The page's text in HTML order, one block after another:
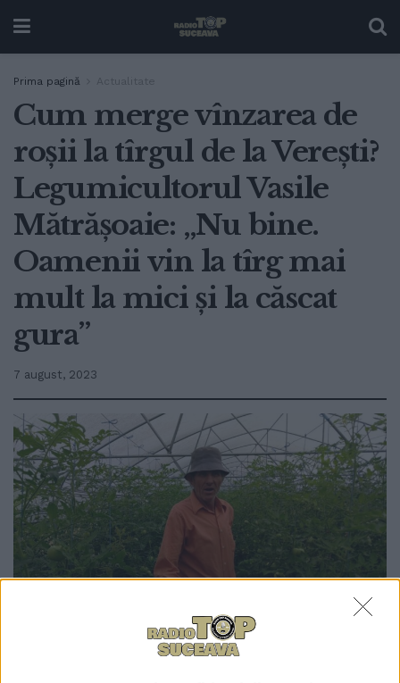
Prima pagină Actualitate
Cum merge vînzarea de
roșii la tîrgul de la Verești?
Legumicultorul Vasile
Mătrășoaie: „Nu bine.
Oamenii vin la tîrg mai
mult la mici și la căscat
gura”
7 august, 2023